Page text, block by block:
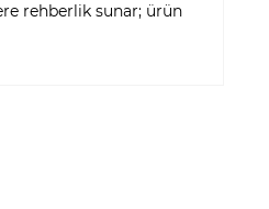
rehberlik sunar; ürün